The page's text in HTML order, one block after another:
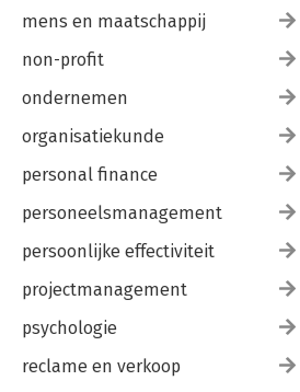
mens en maatschappij
non-profit
ondernemen
organisatiekunde
personal finance
personeelsmanagement
persoonlijke effectiviteit
projectmanagement
psychologie
reclame en verkoop